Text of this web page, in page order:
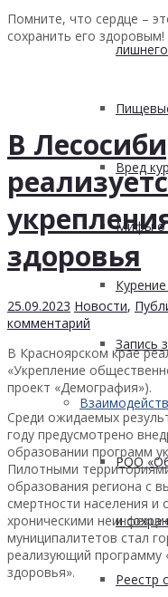
Вред
Мифы о
Запись
РОО
и
Реестр
Помните, что сердце –
сохранить его здоровым!
В
здоровья
25.09.2023 Новости,
комментарий
В Красноярском крае
«Укрепление
проект «Демография»).
Среди ожидаемых
году предусмотрено
образовании программ
Пилотными
образования региона с
смертности населения
хроническими
муниципалитетов стал
реализующий программу
здоровья».